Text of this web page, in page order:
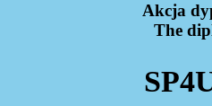
Akcja
The